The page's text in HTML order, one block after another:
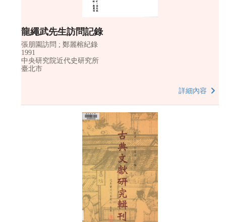
龍繩武先生訪問記錄
張朋園訪問 ; 鄭麗榕紀錄
1991
中央研究院近代史研究所
臺北市
詳細內容